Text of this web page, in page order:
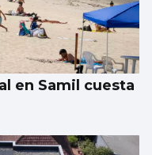
en Samil cuesta